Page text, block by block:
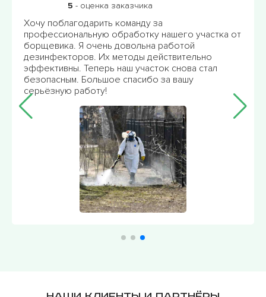
5 - оценка заказчика
Хочу поблагодарить команду за
профессиональную обработку нашего участка от
борщевика. Я очень довольна работой
дезинфекторов. Их методы действительно
эффективны. Теперь наш участок снова стал
безопасным. Большое спасибо за вашу
серьёзную работу!